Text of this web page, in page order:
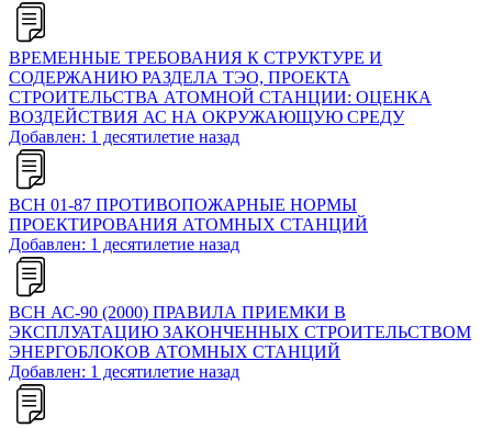
ВРЕМЕННЫЕ ТРЕБОВАНИЯ К СТРУКТУРЕ И
СОДЕРЖАНИЮ РАЗДЕЛА ТЭО, ПРОЕКТА
СТРОИТЕЛЬСТВА АТОМНОЙ СТАНЦИИ: ОЦЕНКА
ВОЗДЕЙСТВИЯ АС НА ОКРУЖАЮЩУЮ СРЕДУ
Добавлен: 1 десятилетие назад
ВСН 01-87 ПРОТИВОПОЖАРНЫЕ НОРМЫ
ПРОЕКТИРОВАНИЯ АТОМНЫХ СТАНЦИЙ
Добавлен: 1 десятилетие назад
ВСН АС-90 (2000) ПРАВИЛА ПРИЕМКИ В
ЭКСПЛУАТАЦИЮ ЗАКОНЧЕННЫХ СТРОИТЕЛЬСТВОМ
ЭНЕРГОБЛОКОВ АТОМНЫХ СТАНЦИЙ
Добавлен: 1 десятилетие назад